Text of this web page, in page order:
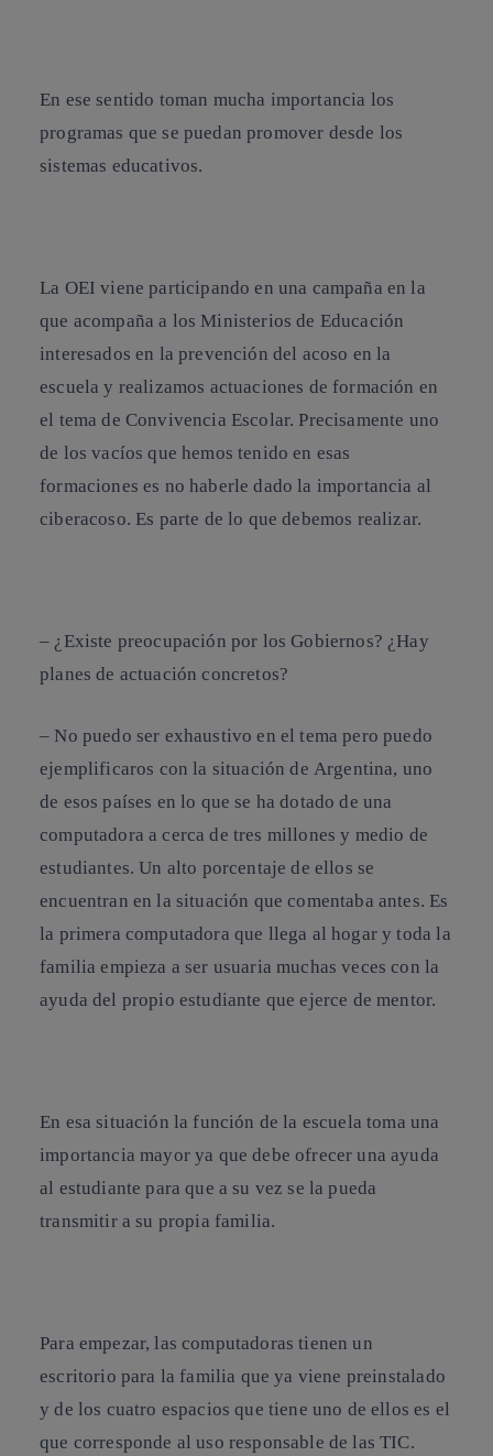
En ese sentido toman mucha importancia los
programas que se puedan promover desde los
sistemas educativos.
La OEI viene participando en una campaña en la
que acompaña a los Ministerios de Educación
interesados en la prevención del acoso en la
escuela y realizamos actuaciones de formación en
el tema de Convivencia Escolar. Precisamente uno
de los vacíos que hemos tenido en esas
formaciones es no haberle dado la importancia al
ciberacoso.Es parte de lo que debemos realizar.
– ¿Existe preocupación por los Gobiernos? ¿Hay
planes de actuación concretos?
– No puedo ser exhaustivo en el tema pero puedo
ejemplificaros con la situación de Argentina, uno
de esos países en lo que se ha dotado de una
computadora a cerca de tres millones y medio de
estudiantes. Un alto porcentaje de ellos se
encuentran en la situación que comentaba antes. Es
la primera computadora que llega al hogar y toda la
familia empieza a ser usuaria muchas veces con la
ayuda del propio estudiante que ejerce de mentor.
En esa situación la función de la escuela toma una
importancia mayor ya que debe ofrecer una ayuda
al estudiante para que a su vez se la pueda
transmitir a su propia familia.
Para empezar, las computadoras tienen un
escritorio para la familia que ya viene preinstalado
y de los cuatro espacios que tiene uno de ellos es el
que corresponde aluso responsable de las TIC.